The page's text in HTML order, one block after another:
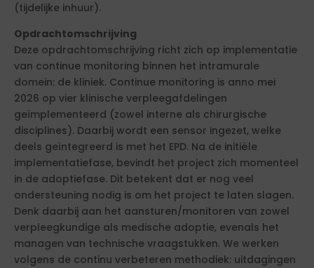
(tijdelijke inhuur).
Opdrachtomschrijving
Deze opdrachtomschrijving richt zich op implementatie
van continue monitoring binnen het intramurale
domein: de kliniek. Continue monitoring is anno mei
2026 op vier klinische verpleegafdelingen
geïmplementeerd (zowel interne als chirurgische
disciplines). Daarbij wordt een sensor ingezet, welke
deels geïntegreerd is met het EPD. Na de initiële
implementatiefase, bevindt het project zich momenteel
in de adoptiefase. Dit betekent dat er nog veel
ondersteuning nodig is om het project te laten slagen.
Denk daarbij aan het aansturen/monitoren van zowel
verpleegkundige als medische adoptie, evenals het
managen van technische vraagstukken. We werken
volgens de continu verbeteren methodiek: uitdagingen